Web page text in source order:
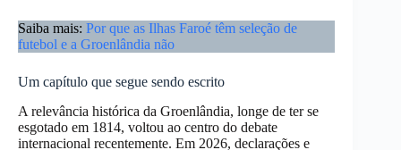
Saiba mais: Por que as Ilhas Faroé têm seleção de
futebol e a Groenlândia não
Um capítulo que segue sendo escrito
A relevância histórica da Groenlândia, longe de ter se
esgotado em 1814, voltou ao centro do debate
internacional recentemente. Em 2026, declarações e